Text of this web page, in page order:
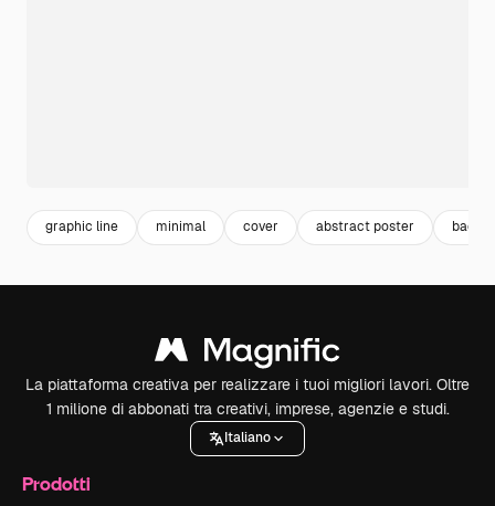
graphic line minimal cover abstract poster
La piattaforma creativa per realizzare i tuoi migliori lavori. Oltre
1 milione di abbonati tra creativi, imprese, agenzie e studi.
Italiano
Prodotti